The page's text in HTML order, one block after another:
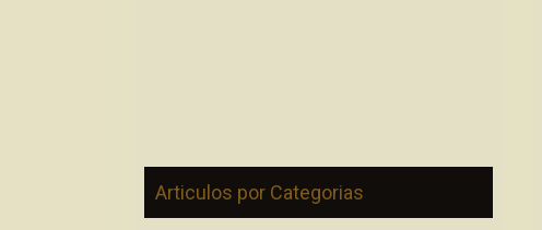
Articulos por Categorias